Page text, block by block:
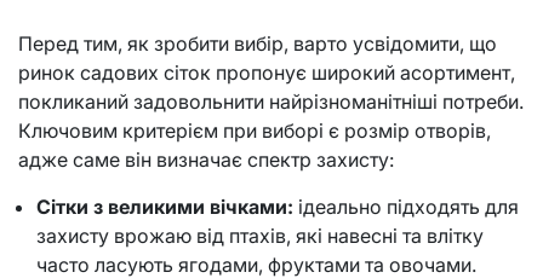
Перед тим, як зробити вибір, варто усвідомити, що
ринок садових сіток пропонує широкий асортимент,
покликаний задовольнити найрізноманітніші потреби.
Ключовим критерієм при виборі є розмір отворів,
адже саме він визначає спектр захисту:
Сітки з великими вічками: ідеально підходять для
захисту врожаю від птахів, які навесні та влітку
часто ласують ягодами, фруктами та овочами.